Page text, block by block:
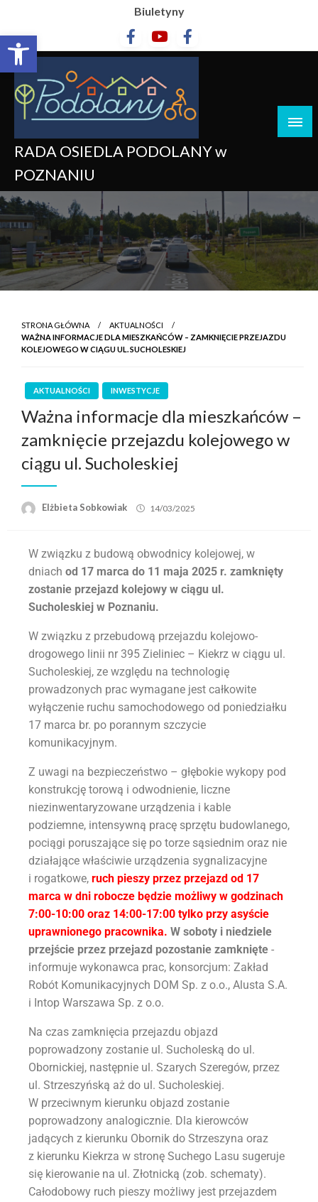
Otwórz pasek narzędzi
Biuletyny
RADA OSIEDLA PODOLANY w
POZNANIU
STRONA GŁÓWNA
AKTUALNOŚCI
WAŻNA INFORMACJE DLA MIESZKAŃCÓW – ZAMKNIĘCIE PRZEJAZDU
KOLEJOWEGO W CIĄGU UL. SUCHOLESKIEJ
AKTUALNOŚCI INWESTYCJE
Ważna informacje dla mieszkańców –
zamknięcie przejazdu kolejowego w
ciągu ul. Sucholeskiej
Elżbieta Sobkowiak 14/03/2025
W związku z budową obwodnicy kolejowej, w
dniach od 17 marca do 11 maja 2025 r. zamknięty
zostanie przejazd kolejowy w ciągu ul.
Sucholeskiej w Poznaniu.
W związku z przebudową przejazdu kolejowo-
drogowego linii nr 395 Zieliniec – Kiekrz w ciągu ul.
Sucholeskiej, ze względu na technologię
prowadzonych prac wymagane jest całkowite
wyłączenie ruchu samochodowego od poniedziałku
17 marca br. po porannym szczycie
komunikacyjnym.
Z uwagi na bezpieczeństwo – głębokie wykopy pod
konstrukcję torową i odwodnienie, liczne
niezinwentaryzowane urządzenia i kable
podziemne, intensywną pracę sprzętu budowlanego,
pociągi poruszające się po torze sąsiednim oraz nie
działające właściwie urządzenia sygnalizacyjne
i rogatkowe, ruch pieszy przez przejazd od 17
marca w dni robocze będzie możliwy w godzinach
7:00-10:00 oraz 14:00-17:00 tylko przy asyście
uprawnionego pracownika. W soboty i niedziele
przejście przez przejazd pozostanie zamknięte -
informuje wykonawca prac, konsorcjum: Zakład
Robót Komunikacyjnych DOM Sp. z o.o., Alusta S.A.
i Intop Warszawa Sp. z o.o.
Na czas zamknięcia przejazdu objazd
poprowadzony zostanie ul. Sucholeską do ul.
Obornickiej, następnie ul. Szarych Szeregów, przez
ul. Strzeszyńską aż do ul. Sucholeskiej.
W przeciwnym kierunku objazd zostanie
poprowadzony analogicznie. Dla kierowców
jadących z kierunku Obornik do Strzeszyna oraz
z kierunku Kiekrza w stronę Suchego Lasu sugeruje
się kierowanie na ul. Złotnicką (zob. schematy).
Całodobowy ruch pieszy możliwy jest przejazdem